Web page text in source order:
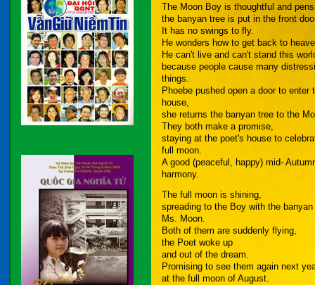
The Moon Boy is thoughtful and
the banyan tree is put in the front
It has no swings to fly.
He wonders how to get back to
He can't live and can't stand this
because people cause many
things.
Phoebe pushed open a door to enter
house,
she returns the banyan tree to the
They both make a promise,
staying at the poet's house to
full moon.
A good (peaceful, happy) mid-
harmony.
The full moon is shining,
spreading to the Boy with the banyan
Ms. Moon.
Both of them are suddenly flying,
the Poet woke up
and out of the dream.
Promising to see them again next
at the full moon of August.